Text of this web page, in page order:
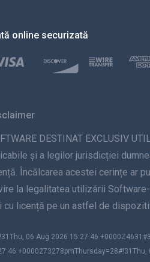
online securizată
DESTINAT EXCLUSIV
și a legilor jurisdicției
Încălcarea acestei cerințe ar
la legalitatea utilizării
cu licență pe un astfel de
06 Aug 2026 15:27:46